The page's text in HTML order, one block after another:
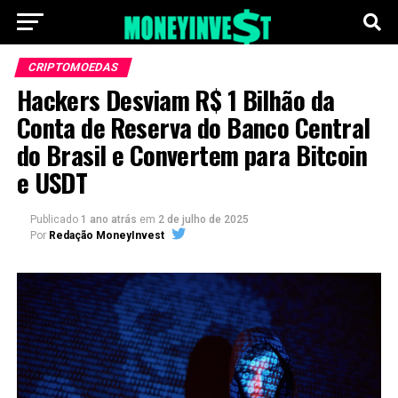
CRIPTOMOEDAS
Hackers Desviam R$ 1 Bilhão da
Conta de Reserva do Banco Central
do Brasil e Convertem para Bitcoin
e USDT
Publicado 1 ano atrás em 2 de julho de 2025
Por Redação MoneyInvest